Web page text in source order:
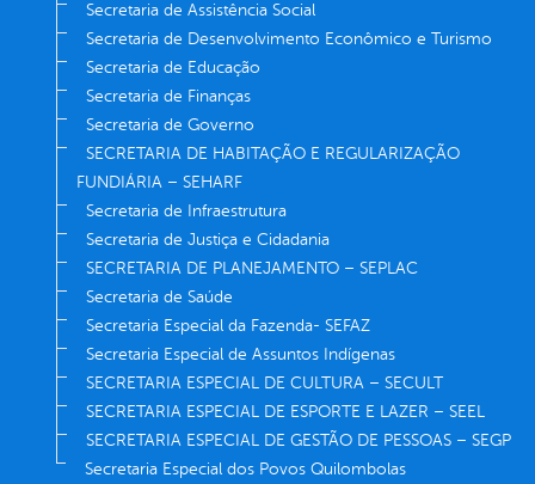
Secretaria de Assistência Social
Secretaria de Desenvolvimento Econômico e Turismo
Secretaria de Educação
Secretaria de Finanças
Secretaria de Governo
SECRETARIA DE HABITAÇÃO E REGULARIZAÇÃO
FUNDIÁRIA – SEHARF
Secretaria de Infraestrutura
Secretaria de Justiça e Cidadania
SECRETARIA DE PLANEJAMENTO – SEPLAC
Secretaria de Saúde
Secretaria Especial da Fazenda- SEFAZ
Secretaria Especial de Assuntos Indígenas
SECRETARIA ESPECIAL DE CULTURA – SECULT
SECRETARIA ESPECIAL DE ESPORTE E LAZER – SEEL
SECRETARIA ESPECIAL DE GESTÃO DE PESSOAS – SEGP
Secretaria Especial dos Povos Quilombolas